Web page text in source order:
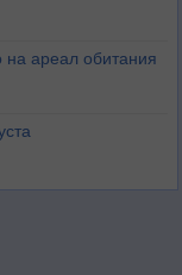
ареал обитания